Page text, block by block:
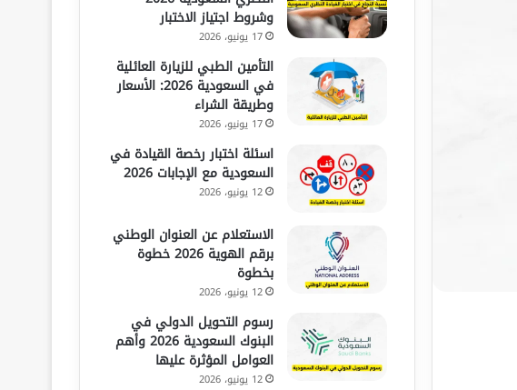
وشروط اجتياز الاختبار
17 يونيو، 2026
التأمين الطبي للزيارة العائلية
في السعودية 2026: الأسعار
وطريقة الشراء
17 يونيو، 2026
اسئلة اختبار رخصة القيادة في
السعودية مع الإجابات 2026
12 يونيو، 2026
الاستعلام عن العنوان الوطني
برقم الهوية 2026 خطوة
بخطوة
12 يونيو، 2026
رسوم التحويل الدولي في
البنوك السعودية 2026 وأهم
العوامل المؤثرة عليها
12 يونيو، 2026